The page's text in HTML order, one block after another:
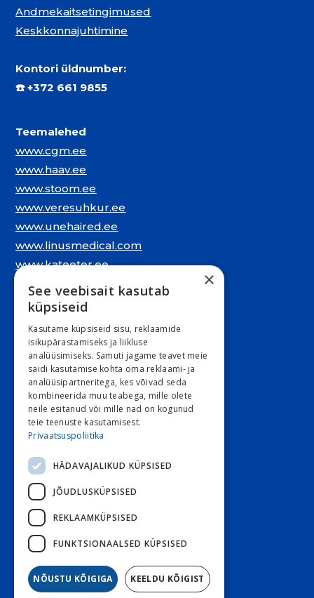
Andmekaitsetingimused
Keskkonnajuhtimine
Kontori üldnumber:
☎️+372 661 9855
Teemalehed
www.cgm.ee
www.haav.ee
www.stoom.ee
www.veresuhkur.ee
www.unehaired.ee
www.linusmedical.com
www.kateeter.ee
Juriidiline aadress:
Narva mnt. 5, 10117 Tallinn
REG: 11548994
KMKR: EE101263526
Kontori e-post
E 9:00 – 16:30 R 9:00 – 15:30
L ja P suletud
Klienditeenindus
Stoom800 3030
Diabeet800 7070
Diabeet e-post
Stoom e-post
Tagasiside küsitlus!
×
See veebisait kasutab
küpsiseid
Kasutame küpsiseid sisu, reklaamide
isikupärastamiseks ja liikluse
analüüsimiseks. Samuti jagame teavet meie
saidi kasutamise kohta oma reklaami- ja
analüüsipartneritega, kes võivad seda
kombineerida muu teabega, mille olete
neile esitanud või mille nad on kogunud
teie teenuste kasutamisest.
Privaatsuspoliitika
HÄDAVAJALIKUD KÜPSISED
JÕUDLUSKÜPSISED
REKLAAMKÜPSISED
FUNKTSIONAALSED KÜPSISED
NÕUSTU KÕIGIGA KEELDU KÕIGIST